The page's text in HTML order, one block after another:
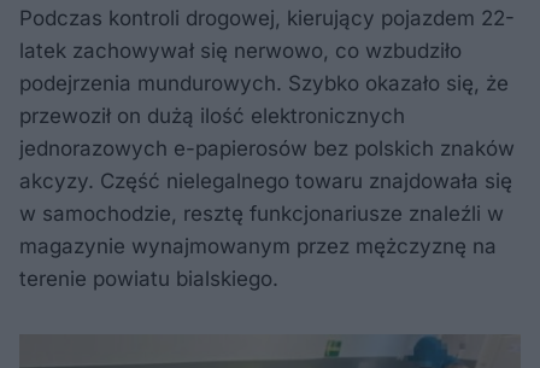
Podczas kontroli drogowej, kierujący pojazdem 22-
latek zachowywał się nerwowo, co wzbudziło
podejrzenia mundurowych. Szybko okazało się, że
przewoził on dużą ilość elektronicznych
jednorazowych e-papierosów bez polskich znaków
akcyzy. Część nielegalnego towaru znajdowała się
w samochodzie, resztę funkcjonariusze znaleźli w
magazynie wynajmowanym przez mężczyznę na
terenie powiatu bialskiego.